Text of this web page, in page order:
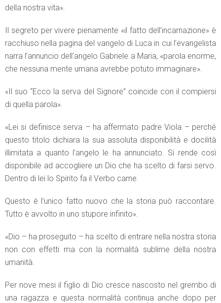
della nostra vita».
Il segreto per vivere pienamente «il fatto dell’incarnazione» è
racchiuso nella pagina del vangelo di Luca in cui l’evangelista
narra l’annuncio dell’angelo Gabriele a Maria, «parola enorme,
che nessuna mente umana avrebbe potuto immaginare».
«Il suo “Ecco la serva del Signore” coincide con il compiersi
di quella parola».
«Lei si definisce serva – ha affermato padre Viola – perché
questo titolo dichiara la sua assoluta disponibilità e docilità
illimitata a quanto l’angelo le ha annunciato. Si rende così
disponibile ad accogliere un Dio che ha scelto di farsi servo.
Dentro di lei lo Spirito fa il Verbo carne.
Questo è l’unico fatto nuovo che la storia può raccontare.
Tutto è avvolto in uno stupore infinito».
«Dio – ha proseguito – ha scelto di entrare nella nostra storia
non con effetti ma con la normalità sublime della nostra
umanità.
Per nove mesi il figlio di Dio cresce nascosto nel grembo di
una ragazza e questa normalità continua anche dopo per